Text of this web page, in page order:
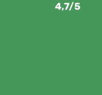
4,7/5